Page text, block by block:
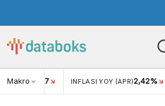
Makro
USD/IDR 17 INFLASI YOY (APR)2,42%